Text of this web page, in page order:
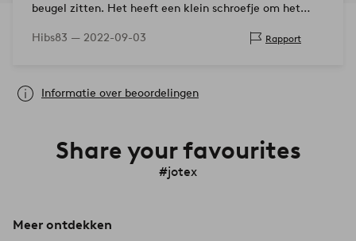
beugel zitten. Het heeft een klein schroefje om het
glijden,…
Hibs83 — 2022-09-03 Rapport
Informatie over beoordelingen
Share your favourites
#jotex
Meer ontdekken